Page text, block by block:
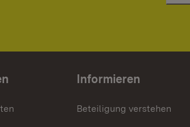
Informieren
Beteiligung verstehen